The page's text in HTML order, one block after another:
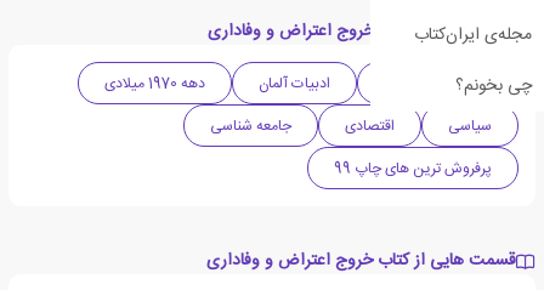
مجله‌ی ایران‌کتاب
چی بخونم؟
دسته بندی های کتاب خروج اعتراض و وفاداری
ادبیات واقع گرایانه ادبیات آلمان
دهه 1970 میلادی
سیاسی
اقتصادی
جامعه شناسی
پرفروش ترین های چاپ 99
قسمت هایی از کتاب خروج اعتراض و وفاداری